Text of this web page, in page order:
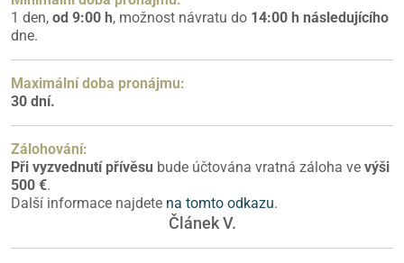
1 den, od 9:00 h, možnost návratu do 14:00 h následujícího
dne.
Maximální doba pronájmu:
30 dní.
Zálohování:
Při vyzvednutí přívěsu bude účtována vratná záloha ve výši
500 €.
Další informace najdete na tomto odkazu.
Článek V.